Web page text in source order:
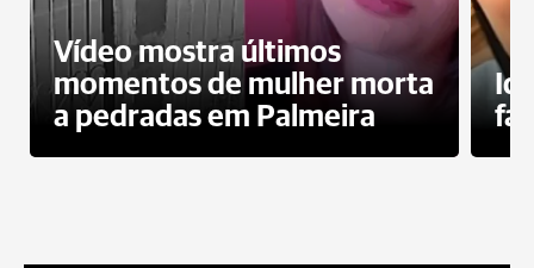
Vídeo mostra últimos
momentos de mulher morta
a pedradas em Palmeira